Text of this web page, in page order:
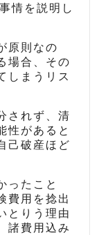
情を説明し
原則なの
場合、その
しまうリス
されず、清
性があると
己破産ほど
ったこと
費用を捻出
とりう理由
諸費用込み